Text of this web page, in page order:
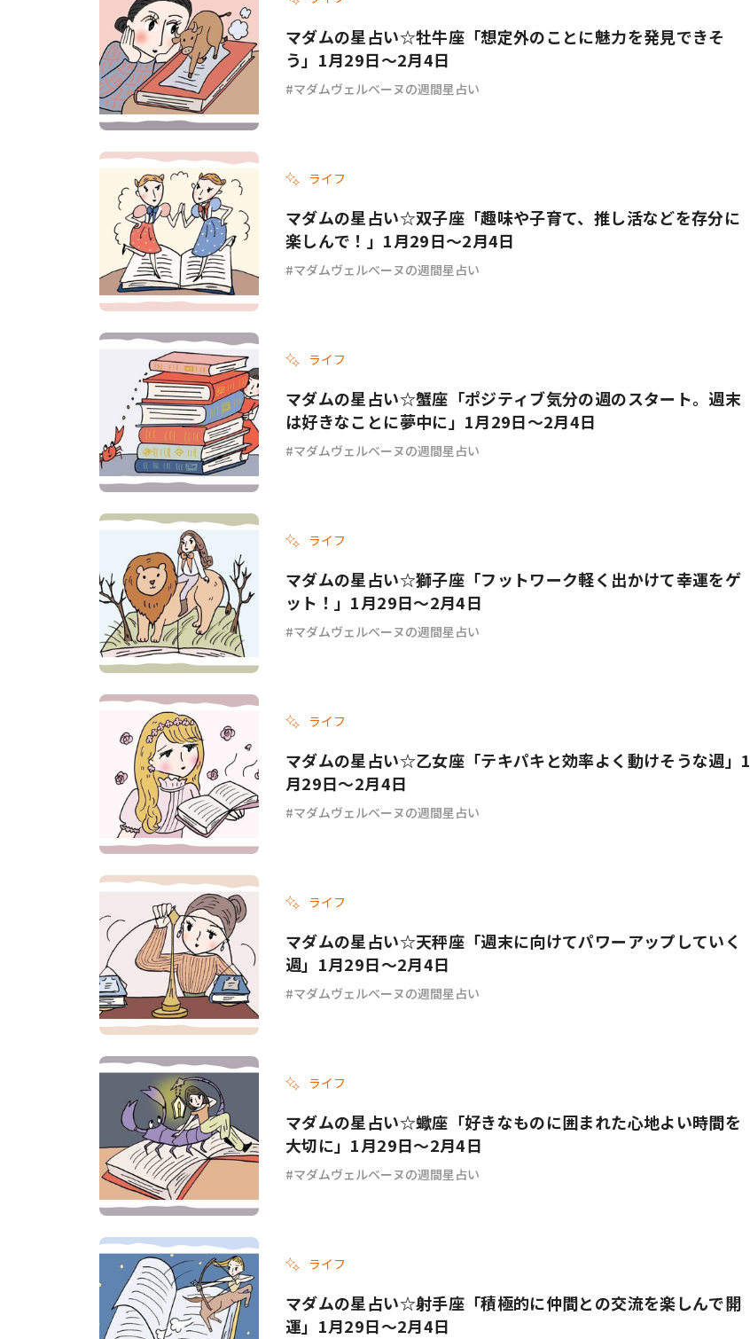
マダムの星占い☆牡牛座「想定外のことに魅力を発見できそ
う」1月29日～2月4日
マダムヴェルベーヌの週間星占い
ライフ
マダムの星占い☆双子座「趣味や子育て、推し活などを存分に
楽しんで！」1月29日～2月4日
マダムヴェルベーヌの週間星占い
ライフ
マダムの星占い☆蟹座「ポジティブ気分の週のスタート。週末
は好きなことに夢中に」1月29日～2月4日
マダムヴェルベーヌの週間星占い
ライフ
マダムの星占い☆獅子座「フットワーク軽く出かけて幸運をゲ
ット！」1月29日～2月4日
マダムヴェルベーヌの週間星占い
ライフ
マダムの星占い☆乙女座「テキパキと効率よく動けそうな週」1
月29日～2月4日
マダムヴェルベーヌの週間星占い
ライフ
マダムの星占い☆天秤座「週末に向けてパワーアップしていく
週」1月29日～2月4日
マダムヴェルベーヌの週間星占い
ライフ
マダムの星占い☆蠍座「好きなものに囲まれた心地よい時間を
大切に」1月29日～2月4日
マダムヴェルベーヌの週間星占い
ライフ
マダムの星占い☆射手座「積極的に仲間との交流を楽しんで開
運」1月29日～2月4日